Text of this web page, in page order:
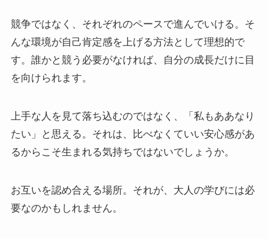
競争ではなく、それぞれのペースで進んでいける。そ
んな環境が自己肯定感を上げる方法として理想的で
す。誰かと競う必要がなければ、自分の成長だけに目
を向けられます。
上手な人を見て落ち込むのではなく、「私もああなり
たい」と思える。それは、比べなくていい安心感があ
るからこそ生まれる気持ちではないでしょうか。
お互いを認め合える場所。それが、大人の学びには必
要なのかもしれません。